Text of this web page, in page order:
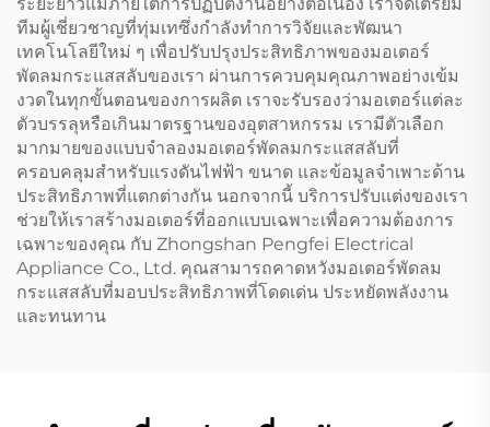
ทีมผู้เชี่ยวชาญที่ทุ่มเทซึ่งกำลังทำการวิจัยและพัฒนา
เทคโนโลยีใหม่ ๆ เพื่อปรับปรุงประสิทธิภาพของมอเตอร์
พัดลมกระแสสลับของเรา ผ่านการควบคุมคุณภาพอย่างเข้ม
งวดในทุกขั้นตอนของการผลิต เราจะรับรองว่ามอเตอร์แต่ละ
ตัวบรรลุหรือเกินมาตรฐานของอุตสาหกรรม เรามีตัวเลือก
มากมายของแบบจำลองมอเตอร์พัดลมกระแสสลับที่
ครอบคลุมสำหรับแรงดันไฟฟ้า ขนาด และข้อมูลจำเพาะด้าน
ประสิทธิภาพที่แตกต่างกัน นอกจากนี้ บริการปรับแต่งของเรา
ช่วยให้เราสร้างมอเตอร์ที่ออกแบบเฉพาะเพื่อความต้องการ
เฉพาะของคุณ กับ Zhongshan Pengfei Electrical
Appliance Co., Ltd. คุณสามารถคาดหวังมอเตอร์พัดลม
กระแสสลับที่มอบประสิทธิภาพที่โดดเด่น ประหยัดพลังงาน
และทนทาน